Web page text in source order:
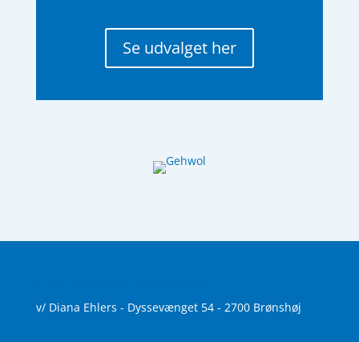
Se udvalget her
v/ Diana Ehlers - Dyssevænget 54 - 2700 Brønshøj